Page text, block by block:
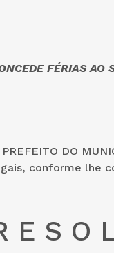
FÉRIAS AO
PREFEITO DO
conforme lhe
E S O